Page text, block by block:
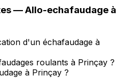
—Allo-echafaudage à
d'un échafaudage à
roulants à Prinçay ?
à Prinçay ?